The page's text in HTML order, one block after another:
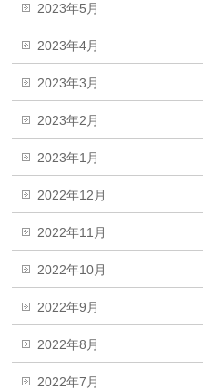
2023年5月
2023年4月
2023年3月
2023年2月
2023年1月
2022年12月
2022年11月
2022年10月
2022年9月
2022年8月
2022年7月